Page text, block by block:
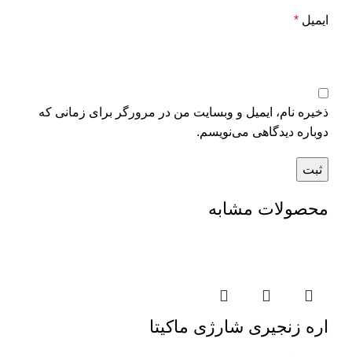
ایمیل *
ذخیره نام، ایمیل و وبسایت من در مرورگر برای زمانی که
دوباره دیدگاهی می‌نویسم.
محصولات مشابه
اره زنجیری شارژی ماکیتا